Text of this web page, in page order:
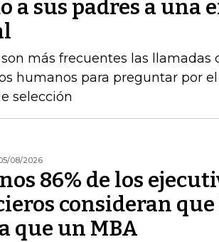
a sus padres a una
más frecuentes las llamadas
humanos para preguntar por
selección
08/2026
86% de los
consideran que
que un MBA